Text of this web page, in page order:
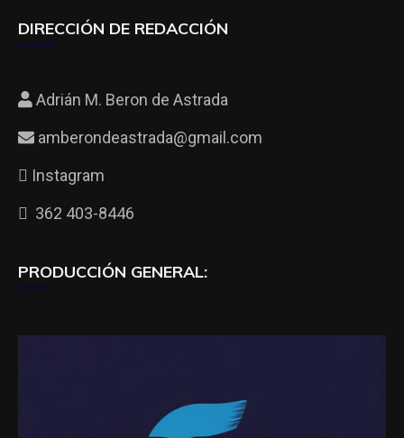
DIRECCIÓN DE REDACCIÓN
Adrián M. Beron de Astrada
amberondeastrada@gmail.com
Instagram
362 403-8446
PRODUCCIÓN GENERAL: